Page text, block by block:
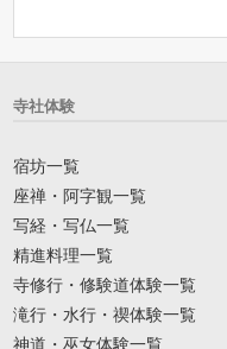
寺社体験
宿坊一覧
座禅・阿字観一覧
写経・写仏一覧
精進料理一覧
寺修行・修験道体験一覧
滝行・水行・禊体験一覧
神道・巫女体験一覧